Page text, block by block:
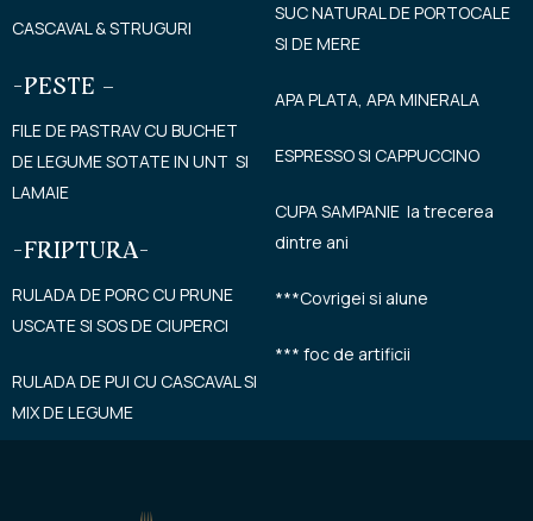
CASCAVAL & STRUGURI
-PESTE –
FILE DE PASTRAV CU BUCHET
DE LEGUME SOTATE IN UNT SI
LAMAIE
-FRIPTURA-
RULADA DE PORC CU PRUNE
USCATE SI SOS DE CIUPERCI
RULADA DE PUI CU CASCAVAL SI
MIX DE LEGUME
SUC NATURAL DE PORTOCALE
SI DE MERE
APA PLATA, APA MINERALA
ESPRESSO SI CAPPUCCINO
CUPA SAMPANIE la trecerea
dintre ani
***Covrigei si alune
*** foc de artificii